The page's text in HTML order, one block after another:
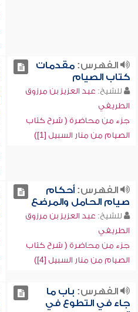
الفهرس:مقدمات
كتاب الصيام
للشيخ: عبد العزيز بن مرزوق
الطريفي
جزء من محاضرة ( شرح كتاب
الصيام من منار السبيل [1])
الفهرس:أحكام
صيام الحامل والمرضع
للشيخ: عبد العزيز بن مرزوق
الطريفي
جزء من محاضرة ( شرح كتاب
الصيام من منار السبيل [4])
الفهرس: باب ما
جاء في التطوع في